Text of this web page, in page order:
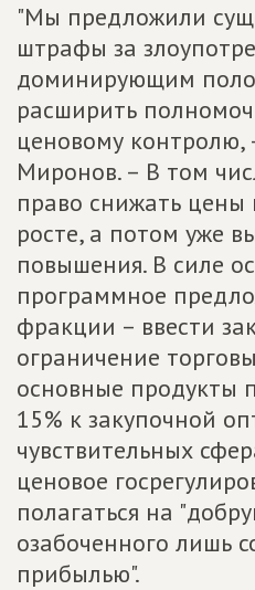
"Мы предложили
штрафы за
доминирующим
расширить
ценовому контролю,
Миронов. – В том
право снижать цены
росте, а потом уже
повышения. В силе
программное
фракции – ввести
ограничение
основные продукты
15% к закупочной
чувствительных
ценовое
полагаться на
озабоченного лишь
прибылью".